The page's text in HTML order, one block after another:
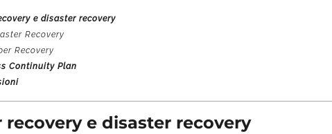
e disaster recovery
Recovery
Recovery
Continuity Plan
recovery e disaster recovery